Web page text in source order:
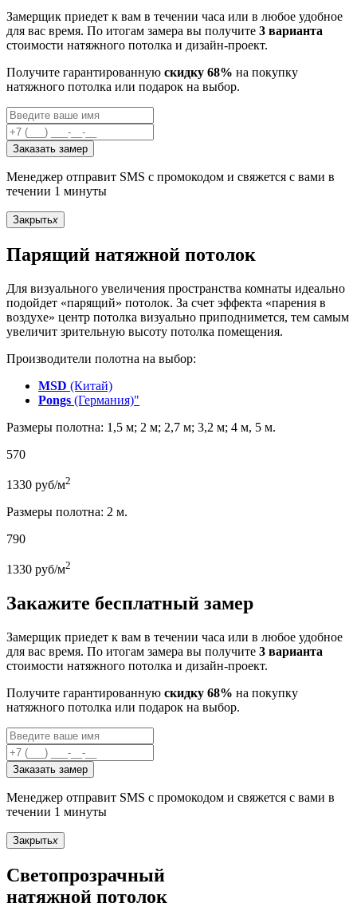
Замерщик приедет к вам в течении часа или в любое удобное
для вас время. По итогам замера вы получите 3 варианта
стоимости натяжного потолка и дизайн-проект.
Получите гарантированную скидку 68% на покупку
натяжного потолка или подарок на выбор.
Заказать замер
Менеджер отправит SMS с промокодом и свяжется с вами в
течении 1 минуты
Закрытьx
Парящий натяжной потолок
Для визуального увеличения пространства комнаты идеально
подойдет «парящий» потолок. За счет эффекта «парения в
воздухе» центр потолка визуально приподнимется, тем самым
увеличит зрительную высоту потолка помещения.
Производители полотна на выбор:
MSD (Китай)
Pongs (Германия)"
Размеры полотна: 1,5 м; 2 м; 2,7 м; 3,2 м; 4 м, 5 м.
570
1330 руб/м2
Размеры полотна: 2 м.
790
1330 руб/м2
Закажите бесплатный замер
Замерщик приедет к вам в течении часа или в любое удобное
для вас время. По итогам замера вы получите 3 варианта
стоимости натяжного потолка и дизайн-проект.
Получите гарантированную скидку 68% на покупку
натяжного потолка или подарок на выбор.
Заказать замер
Менеджер отправит SMS с промокодом и свяжется с вами в
течении 1 минуты
Закрытьx
Светопрозрачный
натяжной потолок